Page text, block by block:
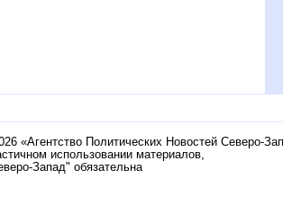
«Агентство Политических Новостей Северо-
использовании материалов,
Запад" обязательна